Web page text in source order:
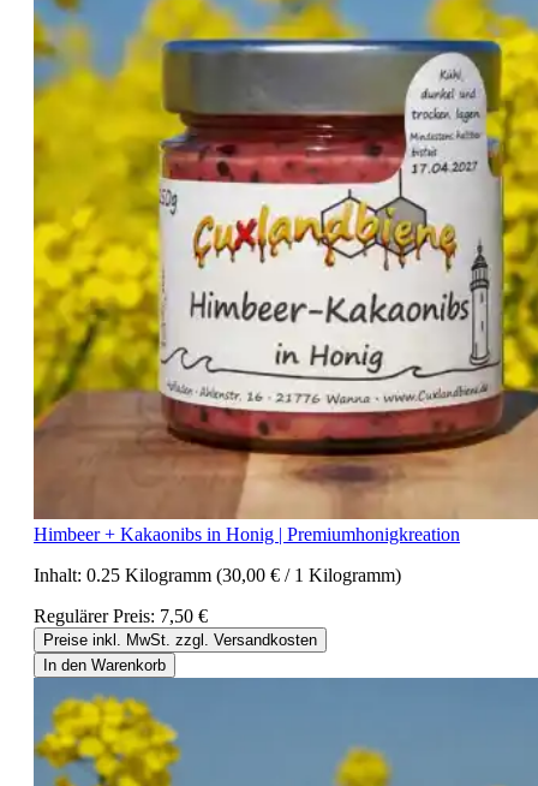
Himbeer + Kakaonibs in Honig | Premiumhonigkreation
Inhalt: 0.25 Kilogramm (30,00 € / 1 Kilogramm)
Regulärer Preis: 7,50 €
Preise inkl. MwSt. zzgl. Versandkosten
In den Warenkorb